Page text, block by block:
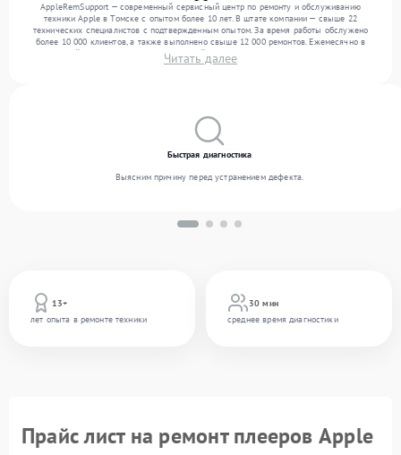
AppleRemSupport — современный сервисный центр по ремонту и обслуживанию
техники Apple в Томске с опытом более 10 лет. В штате компании — свыше 22
технических специалистов с подтвержденным опытом. За время работы обслужено
более 10 000 клиентов, а также выполнено свыше 12 000 ремонтов. Ежемесячно в
сервисный центр поступает от 300 устройств, включая , , . Мы устраняем поломки
любой сложности и поддерживаем высокий стандарт качества благодаря опыту
Читать далее
13+
лет опыта в ремонте техники
30 мин
среднее время диагностики
Быстрая диагностика
Выясним причину перед устранением дефекта.
Прайс лист на ремонт плееров Apple